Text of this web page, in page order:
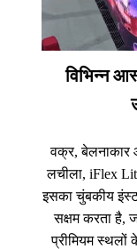
विभिन्न
वक्र, बेलनाकार
लचीला, iFlex
इसका चुंबकीय
सक्षम करता है,
प्रीमियम